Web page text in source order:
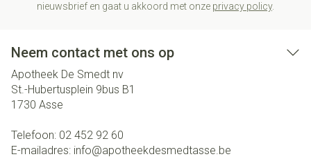
nieuwsbrief en gaat u akkoord met onze privacy policy.
Neem contact met ons op
Apotheek De Smedt nv
St.-Hubertusplein 9bus B1
1730 Asse
Telefoon: 02 452 92 60
E-mailadres: info@apotheekdesmedtasse.be